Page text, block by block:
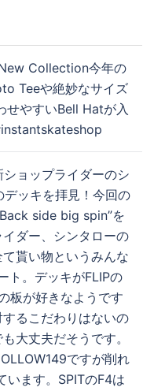
Collection今年の
Teeや絶妙なサイズ
せやすいBell Hatが入
ショップライダーのシ
デッキを拝見！今回の
side big spin”を
ダー、シンタローの
貰い物というみんな
ト。デッキがFLIPの
板が好きなようです
るこだわりはないの
大丈夫だそうです。
ですが削れ
います。SPITのF4は